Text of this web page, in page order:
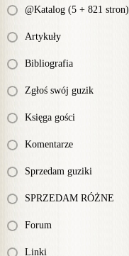
@Katalog (5 + 821 stron)
Artykuły
Bibliografia
Zgłoś swój guzik
Księga gości
Komentarze
Sprzedam guziki
SPRZEDAM RÓŻNE
Forum
Linki